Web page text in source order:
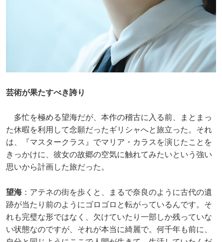
芸術が果たすべき誇り
多忙を極める望海だが、本作の稽古に入る前、まとまっ
た休暇を利用して念願だったギリシャへと旅立った。それ
は、『マスタークラス』でマリア・カラスを演じたことを
きっかけに、彼女の故郷の空気に触れてみたいという強い
思いから計画した旅だった。
望海 ：アテネの街を歩くと、まるで奈良のように古代の遺
跡が当たり前のようにゴロゴロと転がっているんです。そ
れも完璧な形ではなく、欠けていたり一部しか残っていな
い状態なのですが、それが本当に綺麗で。何千年も前に、